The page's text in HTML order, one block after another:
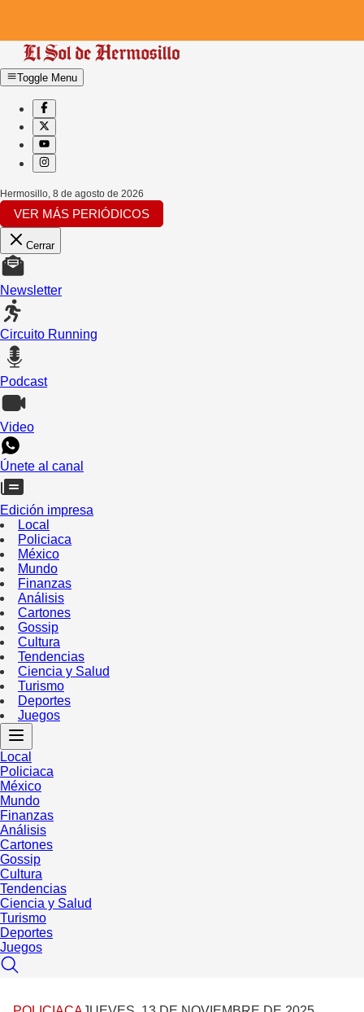
Toggle Menu
Hermosillo 8 de agosto de 2026
VER MÁS PERIÓDICOS
Cerrar
Newsletter
Circuito Running
Podcast
Video
Únete al canal
Edición impresa
Local
Policiaca
México
Mundo
Finanzas
Análisis
Cartones
Gossip
Cultura
Tendencias
Ciencia y Salud
Turismo
Deportes
Juegos
Local
Policiaca
México
Mundo
Finanzas
Análisis
Cartones
Gossip
Cultura
Tendencias
Ciencia y Salud
Turismo
Deportes
Juegos